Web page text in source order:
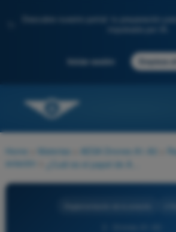
Descubre nuestro portal: tu preparación
Iniciar sesión Empieza
Home Materias AESA Drones A1-A3
aviación